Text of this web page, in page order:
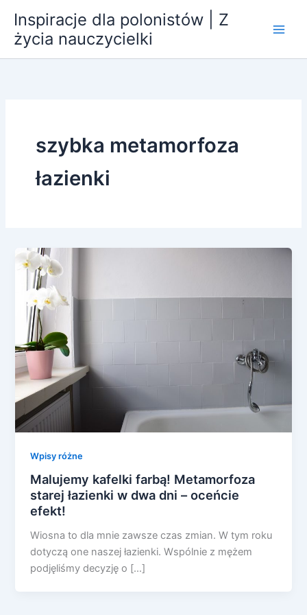
treści
Inspiracje dla polonistów | Z
życia nauczycielki
szybka metamorfoza
łazienki
Wpisy różne
Malujemy kafelki farbą! Metamorfoza
starej łazienki w dwa dni – oceńcie
efekt!
Wiosna to dla mnie zawsze czas zmian. W tym roku
dotyczą one naszej łazienki. Wspólnie z mężem
podjęliśmy decyzję o […]